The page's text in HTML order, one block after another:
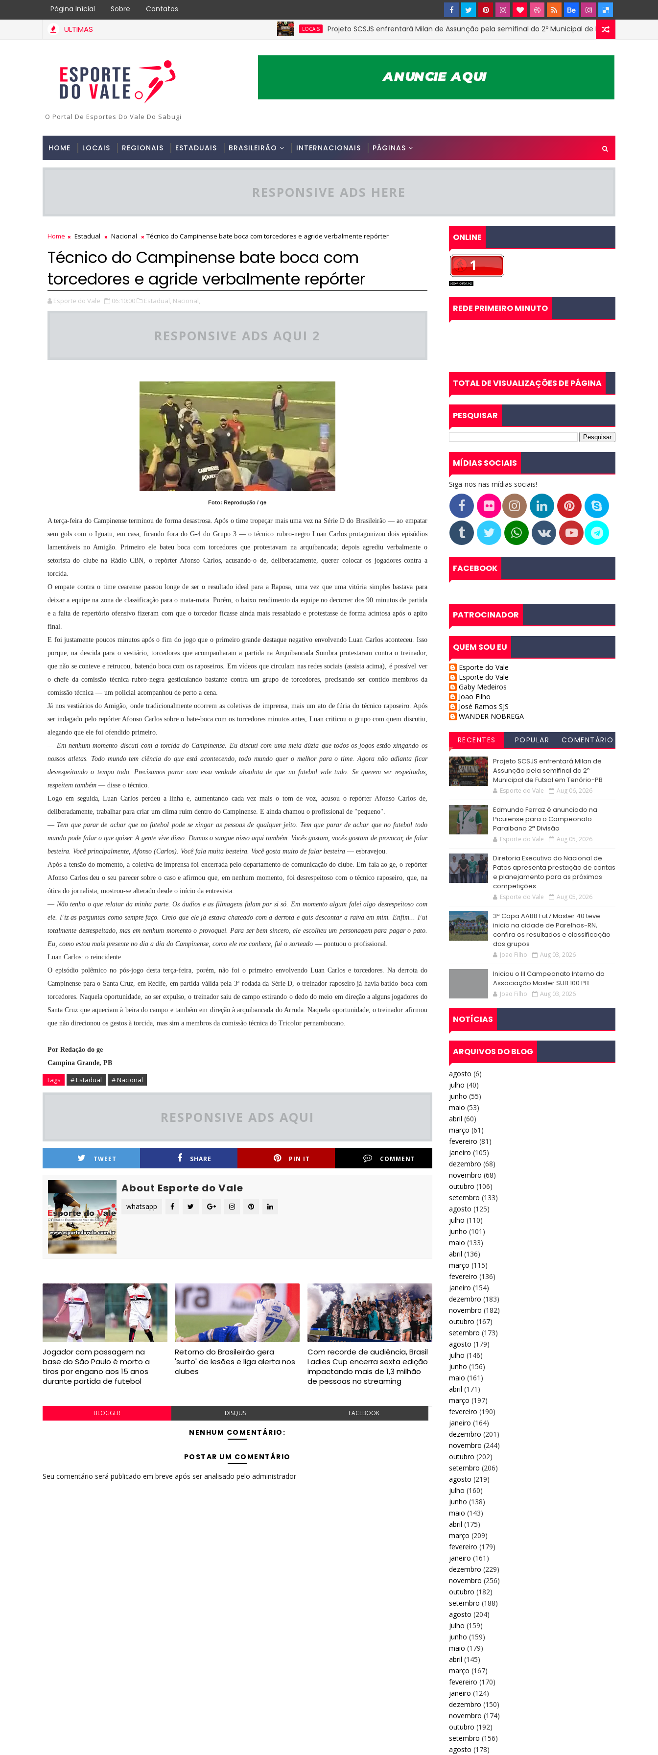
Página Inícial Sobre Contatos
ULTIMAS LOCAIS Projeto SCSJS enfrentará Milan de Assunção pela semifinal do 2º Municipal de Futsal em Tenório-PB
O Portal De Esportes Do Vale Do Sabugi
HOME LOCAIS REGIONAIS ESTADUAIS BRASILEIRÃO INTERNACIONAIS PÁGINAS
RESPONSIVE ADS HERE
Home Estadual Nacional Técnico do Campinense bate boca com torcedores e agride verbalmente repórter
Técnico do Campinense bate boca com
torcedores e agride verbalmente repórter
Esporte do Vale 06:10:00 Estadual, Nacional,
RESPONSIVE ADS AQUI 2
Foto: Reprodução / ge
A terça-feira do Campinense terminou de forma desastrosa. Após o time tropeçar mais uma vez na Série D do Brasileirão — ao empatar
sem gols com o Iguatu, em casa, ficando fora do G-4 do Grupo 3 — o técnico rubro-negro Luan Carlos protagonizou dois episódios
lamentáveis no Amigão. Primeiro ele bateu boca com torcedores que protestavam na arquibancada; depois agrediu verbalmente o
setorista do clube na Rádio CBN, o repórter Afonso Carlos, acusando-o de, deliberadamente, querer colocar os jogadores contra a
torcida.
O empate contra o time cearense passou longe de ser o resultado ideal para a Raposa, uma vez que uma vitória simples bastava para
deixar a equipe na zona de classificação para o mata-mata. Porém, o baixo rendimento da equipe no decorrer dos 90 minutos de partida
e a falta de repertório ofensivo fizeram com que o torcedor ficasse ainda mais ressabiado e protestasse de forma acintosa após o apito
final.
E foi justamente poucos minutos após o fim do jogo que o primeiro grande destaque negativo envolvendo Luan Carlos aconteceu. Isso
porque, na descida para o vestiário, torcedores que acompanharam a partida na Arquibancada Sombra protestaram contra o treinador,
que não se conteve e retrucou, batendo boca com os raposeiros. Em vídeos que circulam nas redes sociais (assista acima), é possível ver
o chefe da comissão técnica rubro-negra gesticulando bastante contra um grupo de torcedores, precisando ser contido membros da
comissão técnica — um policial acompanhou de perto a cena.
Já nos vestiários do Amigão, onde tradicionalmente ocorrem as coletivas de imprensa, mais um ato de fúria do técnico raposeiro. Após
ser indagado pelo repórter Afonso Carlos sobre o bate-boca com os torcedores minutos antes, Luan criticou o grupo com quem discutiu,
alegando que ele foi ofendido primeiro.
—Em nenhum momento discuti com a torcida do Campinense. Eu discuti com uma meia dúzia que todos os jogos estão xingando os
nossos atletas. Todo mundo tem ciência do que está acontecendo, todo mundo quer o melhor para o time. Agora não adianta ficar
desrespeitando o tempo todo. Precisamos parar com essa verdade absoluta de que no futebol vale tudo. Se querem ser respeitados,
respeitem também — disse o técnico.
Logo em seguida, Luan Carlos perdeu a linha e, aumentando cada vez mais o tom de voz, acusou o repórter Afonso Carlos de,
deliberadamente, trabalhar para criar um clima ruim dentro do Campinense. E ainda chamou o profissional de "pequeno".
— Tem que parar de achar que no futebol pode se xingar as pessoas de qualquer jeito. Tem que parar de achar que no futebol todo
mundo pode falar o que quiser. A gente vive disso. Damos o sangue nisso aqui também. Vocês gostam, vocês gostam de provocar, de falar
besteira. Você principalmente, Afonso (Carlos). Você fala muita besteira. Você gosta muito de falar besteira — esbravejou.
Após a tensão do momento, a coletiva de imprensa foi encerrada pelo departamento de comunicação do clube. Em fala ao ge, o repórter
Afonso Carlos deu o seu parecer sobre o caso e afirmou que, em nenhum momento, foi desrespeitoso com o técnico raposeiro, que, na
ótica do jornalista, mostrou-se alterado desde o início da entrevista.
— Não tenho o que relatar da minha parte. Os áudios e as filmagens falam por si só. Em momento algum falei algo desrespeitoso com
ele. Fiz as perguntas como sempre faço. Creio que ele já estava chateado com a derrota e quis descontar a raiva em mim. Enfim... Fui
totalmente desrespeitado, mas em nenhum momento o provoquei. Para ser bem sincero, ele escolheu um personagem para pagar o pato.
Eu, como estou mais presente no dia a dia do Campinense, como ele me conhece, fui o sorteado — pontuou o profissional.
Luan Carlos: o reincidente
O episódio polêmico no pós-jogo desta terça-feira, porém, não foi o primeiro envolvendo Luan Carlos e torcedores. Na derrota do
Campinense para o Santa Cruz, em Recife, em partida válida pela 3ª rodada da Série D, o treinador raposeiro já havia batido boca com
torcedores. Naquela oportunidade, ao ser expulso, o treinador saiu de campo estirando o dedo do meio em direção a alguns jogadores do
Santa Cruz que aqueciam à beira do campo e também em direção à arquibancada do Arruda. Naquela oportunidade, o treinador afirmou
que não direcionou os gestos à torcida, mas sim a membros da comissão técnica do Tricolor pernambucano.
Por Redação do ge
Campina Grande, PB
Tags # Estadual # Nacional
RESPONSIVE ADS AQUI
TWEET SHARE PIN IT COMMENT
About Esporte do Vale
whatsapp
Jogador com passagem na
base do São Paulo é morto a
tiros por engano aos 15 anos
durante partida de futebol
Retorno do Brasileirão gera
'surto' de lesões e liga alerta nos
clubes
Com recorde de audiência, Brasil
Ladies Cup encerra sexta edição
impactando mais de 1,3 milhão
de pessoas no streaming
BLOGGER DISQUS FACEBOOK
NENHUM COMENTÁRIO:
POSTAR UM COMENTÁRIO
Seu comentário será publicado em breve após ser analisado pelo administrador
ONLINE
REDE PRIMEIRO MINUTO
TOTAL DE VISUALIZAÇÕES DE PÁGINA
PESQUISAR
MÍDIAS SOCIAIS
Siga-nos nas mídias sociais!
FACEBOOK
PATROCINADOR
QUEM SOU EU
Esporte do Vale
Esporte do Vale
Gaby Medeiros
Joao Filho
José Ramos SJS
WANDER NOBREGA
RECENTES POPULAR
COMENTÁRIO
Projeto SCSJS enfrentará Milan de
Assunção pela semifinal do 2º
Municipal de Futsal em Tenório-PB
Esporte do Vale Aug 06, 2026
Edmundo Ferraz é anunciado na
Picuiense para o Campeonato
Paraibano 2ª Divisão
Esporte do Vale Aug 05, 2026
Diretoria Executiva do Nacional de
Patos apresenta prestação de contas
e planejamento para as próximas
competições
Esporte do Vale Aug 05, 2026
3ª Copa AABB Fut7 Master 40 teve
inicio na cidade de Parelhas-RN,
confira os resultados e classificação
dos grupos
Joao Filho Aug 03, 2026
Iniciou o III Campeonato Interno da
Associação Master SUB 100 PB
Joao Filho Aug 03, 2026
NOTÍCIAS
ARQUIVOS DO BLOG
agosto (6)
julho (40)
junho (55)
maio (53)
abril (60)
março (61)
fevereiro (81)
janeiro (105)
dezembro (68)
novembro (68)
outubro (106)
setembro (133)
agosto (125)
julho (110)
junho (101)
maio (133)
abril (136)
março (115)
fevereiro (136)
janeiro (154)
dezembro (183)
novembro (182)
outubro (167)
setembro (173)
agosto (179)
julho (146)
junho (156)
maio (161)
abril (171)
março (197)
fevereiro (190)
janeiro (164)
dezembro (201)
novembro (244)
outubro (202)
setembro (206)
agosto (219)
julho (160)
junho (138)
maio (143)
abril (175)
março (209)
fevereiro (179)
janeiro (161)
dezembro (229)
novembro (256)
outubro (182)
setembro (188)
agosto (204)
julho (159)
junho (159)
maio (179)
abril (145)
março (167)
fevereiro (170)
janeiro (124)
dezembro (150)
novembro (174)
outubro (192)
setembro (156)
agosto (178)